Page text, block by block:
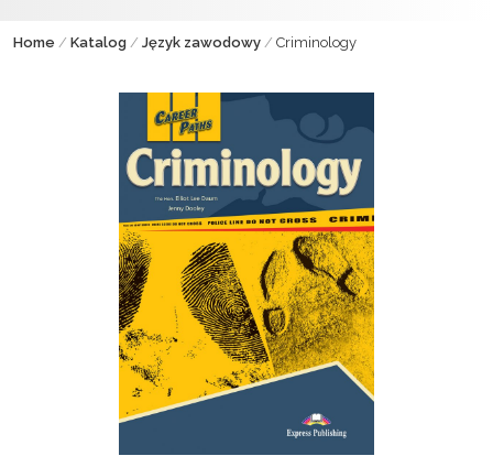
Home / Katalog / Język zawodowy / Criminology